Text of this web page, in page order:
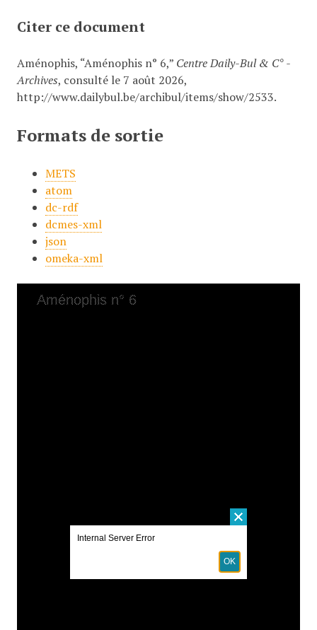
Citer ce document
Aménophis, “Aménophis n° 6,” Centre Daily-Bul & C° -
Archives, consulté le 7 août 2026,
http://www.dailybul.be/archibul/items/show/2533.
Formats de sortie
METS
atom
dc-rdf
dcmes-xml
json
omeka-xml